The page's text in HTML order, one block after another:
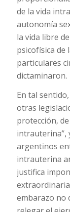
de la vida
autonomía
la vida libre
psicofísica de
particulares
dictaminaron.
En tal
otras
protección,
intrauterina”,
argentinos
intrauterina
justifica
embarazo no